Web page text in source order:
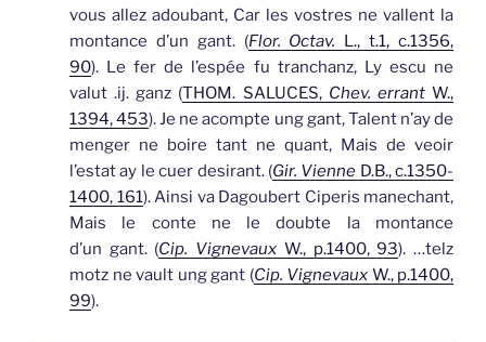
vous allez adoubant, Car les vostres ne vallent la
montance d’un gant. (Flor. Octav. L., t.1, c.1356,
90). Le fer de l’espée fu tranchanz, Ly escu ne
valut .ij.ganz (THOM. SALUCES, Chev. errantW.,
1394, 453).Je ne acompte unggant, Talent n’ay de
menger ne boire tant ne quant, Mais de veoir
l’estat ay le cuer desirant. (Gir. Vienne D.B., c.1350-
1400, 161).Ainsi va Dagoubert Ciperis manechant,
Mais le conte ne le doubte la montance
d’un gant. (Cip. Vignevaux W., p.1400, 93).…telz
motz ne vault unggant (Cip. Vignevaux W., p.1400,
99).